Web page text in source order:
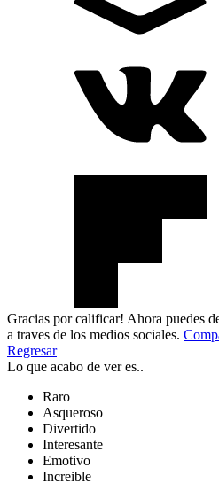
Gracias por calificar! Ahora puedes
a traves de los medios sociales.
Regresar
Lo que acabo de ver es..
Raro
Asqueroso
Divertido
Interesante
Emotivo
Increible